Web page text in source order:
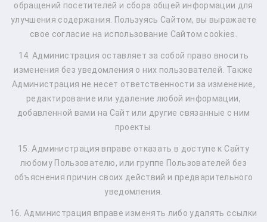
обращений посетителей и сбора общей информации для
улучшения содержания. Пользуясь Сайтом, вы выражаете
свое согласие на использование Сайтом cookies.
14. Администрация оставляет за собой право вносить
изменения без уведомления о них пользователей. Также
Администрация не несет ответственности за изменение,
редактирование или удаление любой информации,
добавленной вами на Сайт или другие связанные с ним
проекты.
15. Администрация вправе отказать в доступе к Сайту
любому Пользователю, или группе Пользователей без
объяснения причин своих действий и предварительного
уведомления.
16. Администрация вправе изменять либо удалять ссылки